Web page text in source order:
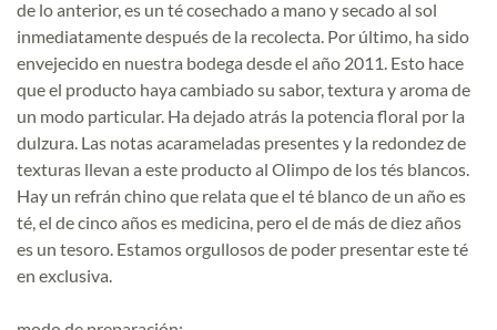
de lo anterior, es un té cosechado a mano y secado al sol
inmediatamente después de la recolecta. Por último, ha sido
envejecido en nuestra bodega desde el año 2011. Esto hace
que el producto haya cambiado su sabor, textura y aroma de
un modo particular. Ha dejado atrás la potencia floral por la
dulzura. Las notas acarameladas presentes y la redondez de
texturas llevan a este producto al Olimpo de los tés blancos.
Hay un refrán chino que relata que el té blanco de un año es
té, el de cinco años es medicina, pero el de más de diez años
es un tesoro. Estamos orgullosos de poder presentar este té
en exclusiva.